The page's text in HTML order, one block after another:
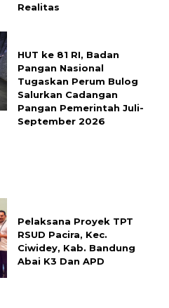
Realitas
HUT ke 81 RI, Badan
Pangan Nasional
Tugaskan Perum Bulog
Salurkan Cadangan
Pangan Pemerintah Juli-
September 2026
Pelaksana Proyek TPT
RSUD Pacira, Kec.
Ciwidey, Kab. Bandung
Abai K3 Dan APD